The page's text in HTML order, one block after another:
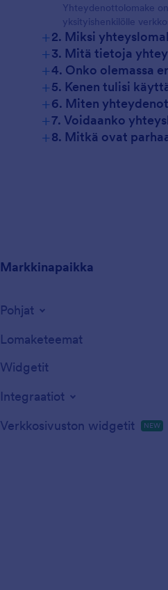
Yhteydenottolomake
yksityishenkilölle
+2. Miksi
+3. Mitä tietoja
+4. Onko olemassa
+5. Kenen tulisi
+6. Miten
+7. Voidaanko
+8. Mitkä ovat
Markkinapaikka
Pohjat
Lomaketeemat
Widgetit
Integraatiot
Verkkosivuston widgetit
NEW